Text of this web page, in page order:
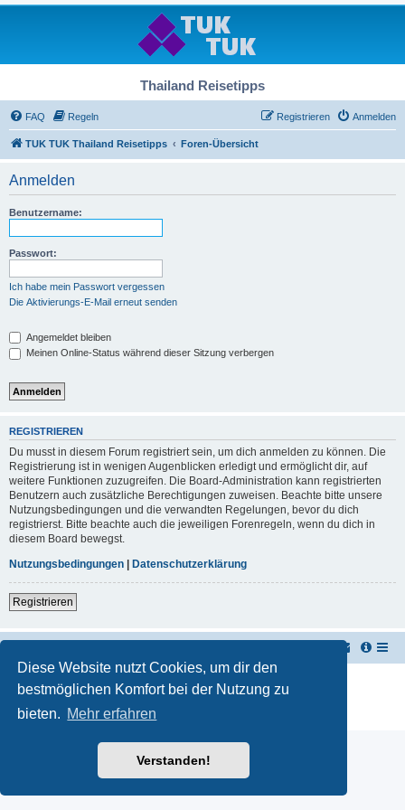
Diese Website nutzt Cookies, um dir den
bestmöglichen Komfort bei der Nutzung zu
bieten. Mehr erfahren
Verstanden!
Thailand Reisetipps
FAQ Regeln Anmelden
Registrieren
TUK TUK Thailand Reisetipps Foren-Übersicht
Anmelden
Benutzername:
Passwort:
Ich habe mein Passwort vergessen
Die Aktivierungs-E-Mail erneut senden
Angemeldet bleiben
Meinen Online-Status während dieser Sitzung verbergen
REGISTRIEREN
Du musst in diesem Forum registriert sein, um dich anmelden zu können. Die
Registrierung ist in wenigen Augenblicken erledigt und ermöglicht dir, auf
weitere Funktionen zuzugreifen. Die Board-Administration kann registrierten
Benutzern auch zusätzliche Berechtigungen zuweisen. Beachte bitte unsere
Nutzungsbedingungen und die verwandten Regelungen, bevor du dich
registrierst. Bitte beachte auch die jeweiligen Forenregeln, wenn du dich in
diesem Board bewegst.
Nutzungsbedingungen
Datenschutzerklärung
Registrieren
Deutsche Übersetzung durchphpBB.de
Datenschutz